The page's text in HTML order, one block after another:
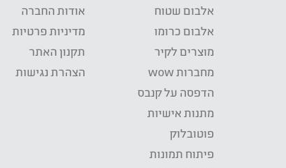
אלבום שטוח
אלבום כרומו
מוצרים לקיר
מחברות wow
הדפסה על קנבס
מתנות אישיות
פוטובלוק
פיתוח תמונות
אודות החברה
מדיניות פרטיות
תקנון האתר
הצהרת נגישות